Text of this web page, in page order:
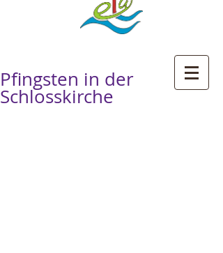
Pfingsten in der
Schlosskirche